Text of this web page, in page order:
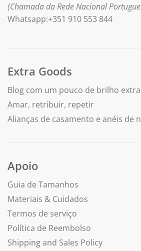
(Chamada da Rede Nacional
Whatsapp:+351 910 553 844
Extra Goods
Blog com um pouco de brilho extra
Amar, retribuir, repetir
Alianças de casamento e anéis de
Apoio
Guia de Tamanhos
Materiais & Cuidados
Termos de serviço
Política de Reembolso
Shipping and Sales Policy